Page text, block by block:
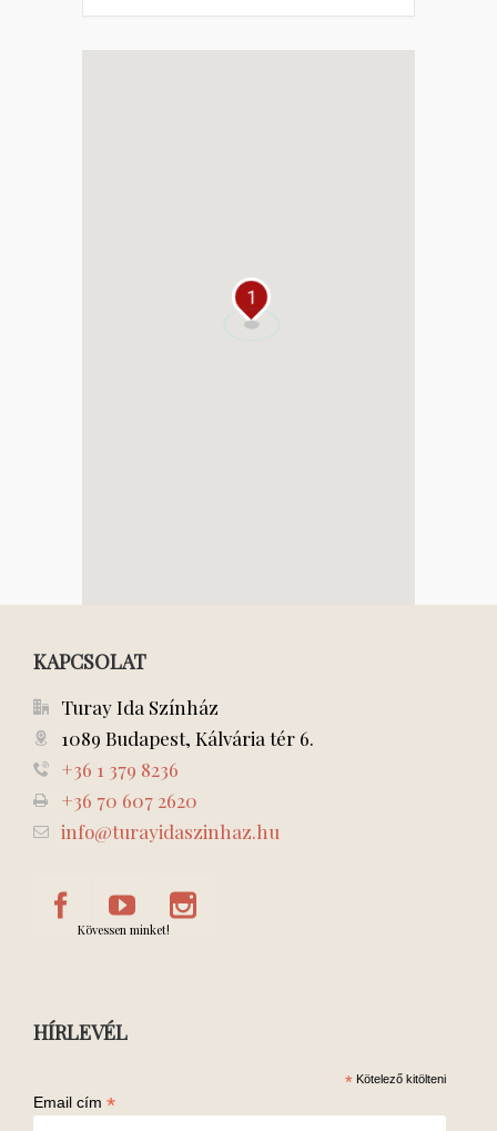
1
KAPCSOLAT
Turay Ida Színház
1089 Budapest, Kálvária tér 6.
+36 1 379 8236
+36 70 607 2620
info@turayidaszinhaz.hu
Kövessen minket!
HÍRLEVÉL
* Kötelező kitölteni
Email cím *